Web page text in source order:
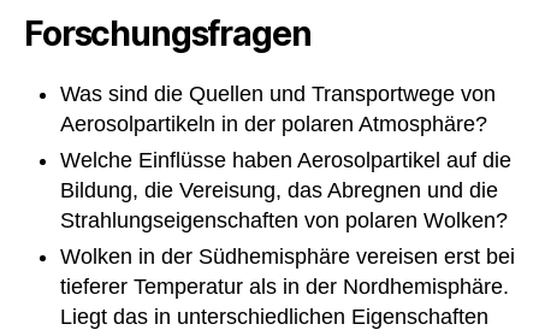
Forschungsfragen
Was sind die Quellen und Transportwege von
Aerosolpartikeln in der polaren Atmosphäre?
Welche Einflüsse haben Aerosolpartikel auf die
Bildung, die Vereisung, das Abregnen und die
Strahlungseigenschaften von polaren Wolken?
Wolken in der Südhemisphäre vereisen erst bei
tieferer Temperatur als in der Nordhemisphäre.
Liegt das in unterschiedlichen Eigenschaften